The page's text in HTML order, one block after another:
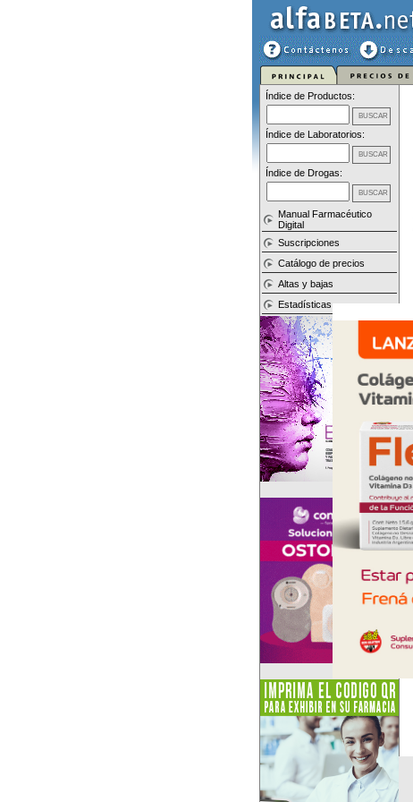
Índice de Productos:
Índice de Laboratorios:
Índice de Drogas:
Manual Farmacéutico
Digital
Suscripciones
Catálogo de precios
Altas y bajas
Estadísticas